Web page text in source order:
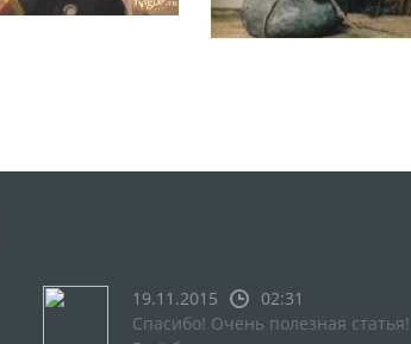
19.11.2015
02:31
Спасибо! Очень полезная статья!